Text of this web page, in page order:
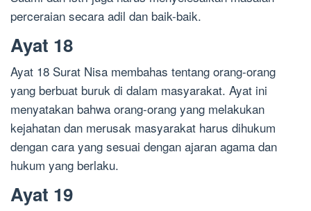
perceraian secara adil dan baik-baik.
Ayat 18
Ayat 18 Surat Nisa membahas tentang orang-orang
yang berbuat buruk di dalam masyarakat. Ayat ini
menyatakan bahwa orang-orang yang melakukan
kejahatan dan merusak masyarakat harus dihukum
dengan cara yang sesuai dengan ajaran agama dan
hukum yang berlaku.
Ayat 19